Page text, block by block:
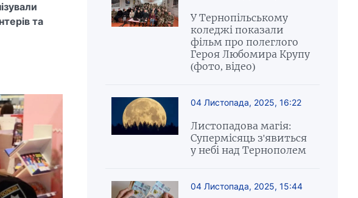
та
У Тернопільському
коледжі показали
фільм про полеглого
Героя Любомира Крупу
(фото, відео)
04 Листопада, 2025, 16:22
Листопадова магія:
Супермісяць з'явиться
у небі над Тернополем
04 Листопада, 2025, 15:44